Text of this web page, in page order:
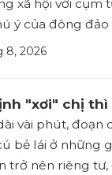
xã hội với cụm
ý của đông
8, 2026
"xơi" chị thì
vài phút, đoạn
bẻ lái ở những
trở nên riêng